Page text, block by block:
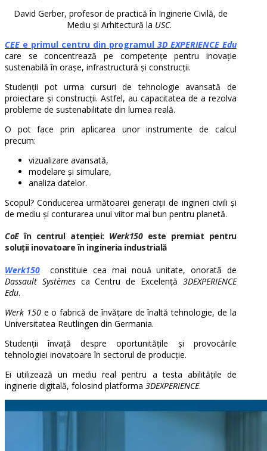
David Gerber, profesor de practică în Inginerie Civilă, de
Mediu și Arhitectură la USC.
CEE e primul centru din programul 3D EXPERIENCE Edu
care se concentrează pe competențe pentru inovație
sustenabilă în orașe, infrastructură și construcții.
Studenții pot urma cursuri de tehnologie avansată de
proiectare și construcții. Astfel, au capacitatea de a rezolva
probleme de sustenabilitate din lumea reală.
O pot face prin aplicarea unor instrumente de calcul
precum:
vizualizare avansată,
modelare și simulare,
analiza datelor.
Scopul? Conducerea următoarei generații de ingineri civili și
de mediu și conturarea unui viitor mai bun pentru planetă.
CoEîn centrul atenției: Werk150este premiat pentru
soluții inovatoare în ingineria industrială
Werk150 constituie cea mai nouă unitate, onorată de
Dassault Systèmesca Centru de Excelență 3DEXPERIENCE
Edu.
Werk 150e o fabrică de învățare de înaltă tehnologie, de la
Universitatea Reutlingen din Germania.
Studenții învață despre oportunitățile și provocările
tehnologiei inovatoare în sectorul de producție.
Ei utilizează un mediu real pentru a testa abilitățile de
inginerie digitală, folosind platforma 3DEXPERIENCE.